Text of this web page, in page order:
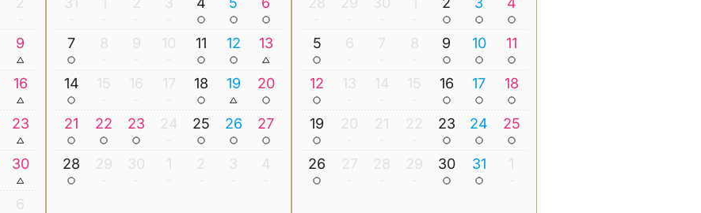
9
16
23
30
6
7 8 9 10 11 12 13
14 15 16 17 18 19 20
21 22 23 24 25 26 27
28 29 30 1 2 3 4
5 6 7 8 9 10 11
12 13 14 15 16 17 18
19 20 21 22 23 24 25
26 27 28 29 30 31 1